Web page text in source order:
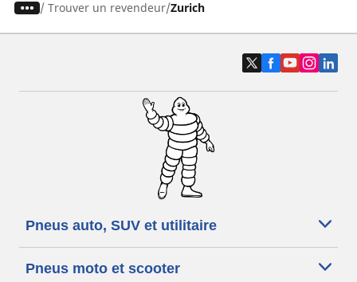
/ Trouver un revendeur Zurich
Pneus auto, SUV et utilitaire
Pneus moto et scooter